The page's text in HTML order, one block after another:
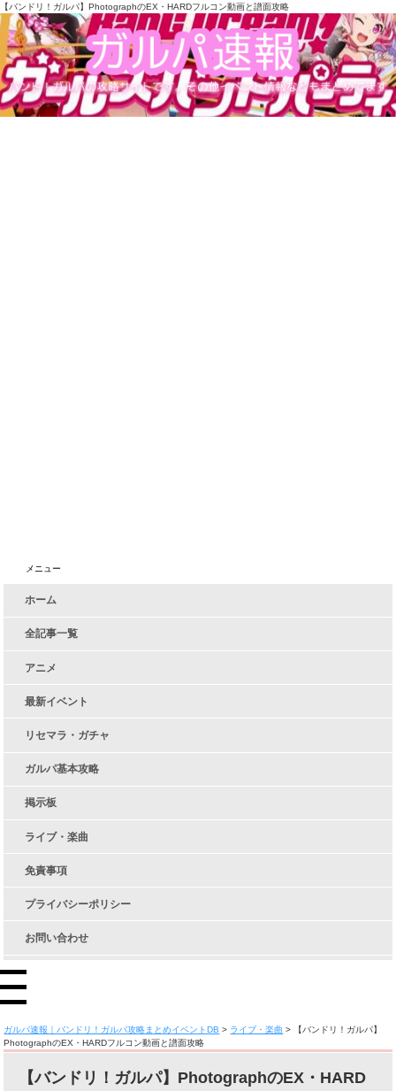
【バンドリ！ガルパ】PhotographのEX・HARDフルコン動画と譜面攻略
メニュー
ホーム
全記事一覧
アニメ
最新イベント
リセマラ・ガチャ
ガルパ基本攻略
掲示板
ライブ・楽曲
免責事項
プライバシーポリシー
お問い合わせ
ガルパ速報｜バンドリ！ガルパ攻略まとめイベントDB > ライブ・楽曲 >
【バンドリ！ガルパ】
PhotographのEX・HARDフルコン動画と譜面攻略
【バンドリ！ガルパ】PhotographのEX・HARD